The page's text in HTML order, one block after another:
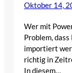
Oktober 14,
Wer mit
Problem,
importiert
richtig in
In diesem…